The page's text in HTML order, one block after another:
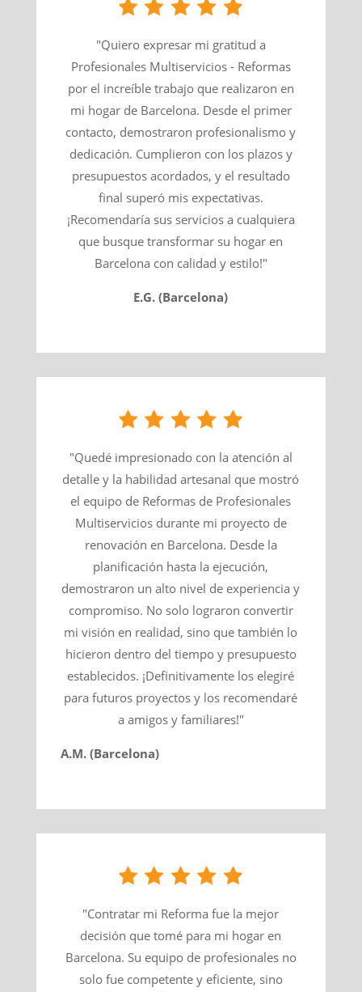
"Quiero expresar mi gratitud a
Profesionales Multiservicios - Reformas
por el increíble trabajo que realizaron en
mi hogar de Barcelona. Desde el primer
contacto, demostraron profesionalismo y
dedicación. Cumplieron con los plazos y
presupuestos acordados, y el resultado
final superó mis expectativas.
¡Recomendaría sus servicios a cualquiera
que busque transformar su hogar en
Barcelona con calidad y estilo!"
E.G. (Barcelona)
"Quedé impresionado con la atención al
detalle y la habilidad artesanal que mostró
el equipo de Reformas de Profesionales
Multiservicios durante mi proyecto de
renovación en Barcelona. Desde la
planificación hasta la ejecución,
demostraron un alto nivel de experiencia y
compromiso. No solo lograron convertir
mi visión en realidad, sino que también lo
hicieron dentro del tiempo y presupuesto
establecidos. ¡Definitivamente los elegiré
para futuros proyectos y los recomendaré
a amigos y familiares!"
A.M. (Barcelona)
"Contratar mi Reforma fue la mejor
decisión que tomé para mi hogar en
Barcelona. Su equipo de profesionales no
solo fue competente y eficiente, sino